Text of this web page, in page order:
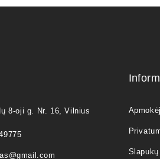
8-oji g. Nr. 16, Vilnius